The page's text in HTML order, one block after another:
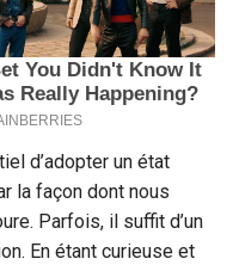
d’adopter un état
la façon dont nous
Parfois, il suffit d’un
En étant curieuse et